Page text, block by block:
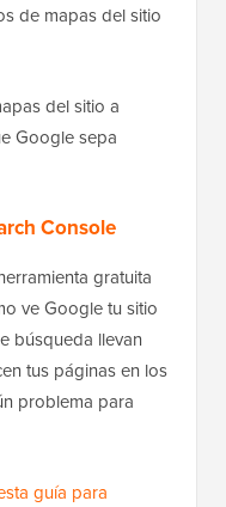
de mapas del sitio
del sitio a
Google sepa
Console
gratuita
ve Google tu sitio
búsqueda llevan
tus páginas en los
problema para
guía para